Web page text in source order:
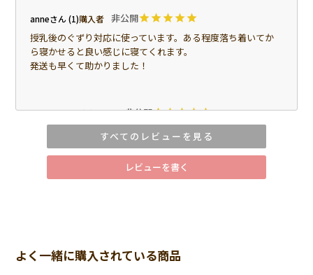
anne 1 購入者
非公開
授乳後のぐずり対応に使っています。ある程度落ち着いてか
ら寝かせると良い感じに寝てくれます。
発送も早くて助かりました！
おにぎり 1 購入者 非公開
布団だと眠りが浅かったのが、おやすみたまごを使ったらぐ
っすり眠ってくれるようになりました！
今後も使っていきます！
包んでくれるので、抱っこから置く時にも使いやすくてお気
すべてのレビューを見る
レビューを書く
よく一緒に購入されている商品